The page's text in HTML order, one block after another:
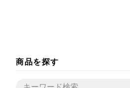
商品を探す